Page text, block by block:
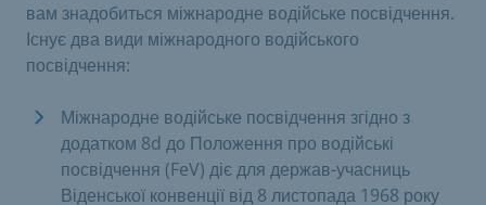
вам знадобиться міжнародне водійське посвідчення.
Існує два види міжнародного водійського
посвідчення:
Міжнародне водійське посвідчення згідно з
додатком 8d до Положення про водійські
посвідчення (FeV) діє для держав-учасниць
Віденської конвенції від 8 листопада 1968 року